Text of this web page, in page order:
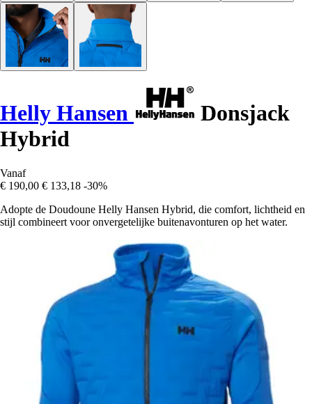
Helly Hansen
Donsjack
Hybrid
Vanaf
€ 190,00 € 133,18 -30%
Adopte de Doudoune Helly Hansen Hybrid, die comfort, lichtheid en
stijl combineert voor onvergetelijke buitenavonturen op het water.